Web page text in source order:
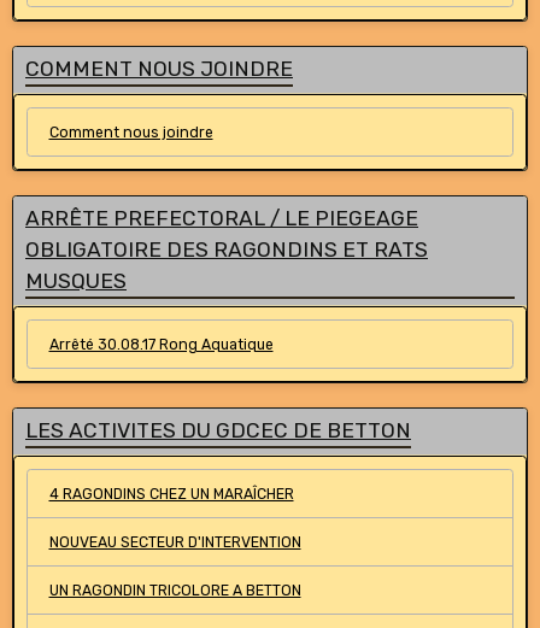
COMMENT NOUS JOINDRE
Comment nous joindre
ARRÊTE PREFECTORAL / LE PIEGEAGE
OBLIGATOIRE DES RAGONDINS ET RATS
MUSQUES
Arrêté 30.08.17 Rong Aquatique
LES ACTIVITES DU GDCEC DE BETTON
4 RAGONDINS CHEZ UN MARAÎCHER
NOUVEAU SECTEUR D'INTERVENTION
UN RAGONDIN TRICOLORE A BETTON